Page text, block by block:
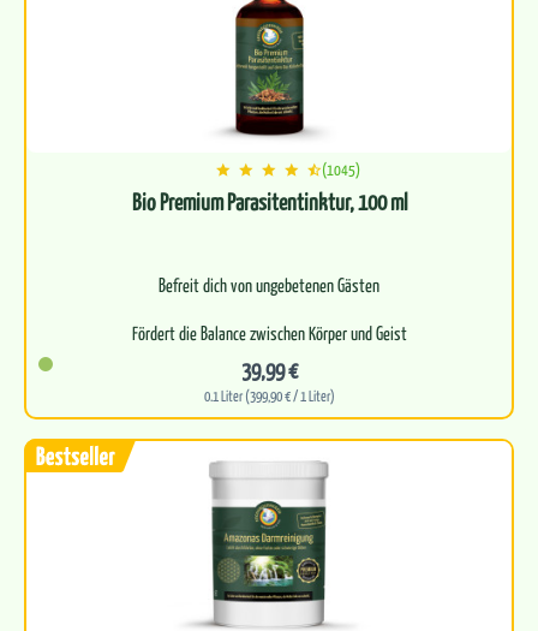
(1045)
Bio Premium Parasitentinktur, 100 ml
Befreit dich von ungebetenen Gästen
Fördert die Balance zwischen Körper und Geist
Frei von synthetischen Zusätzen
39,99 €
0.1 Liter (399,90 € / 1 Liter)